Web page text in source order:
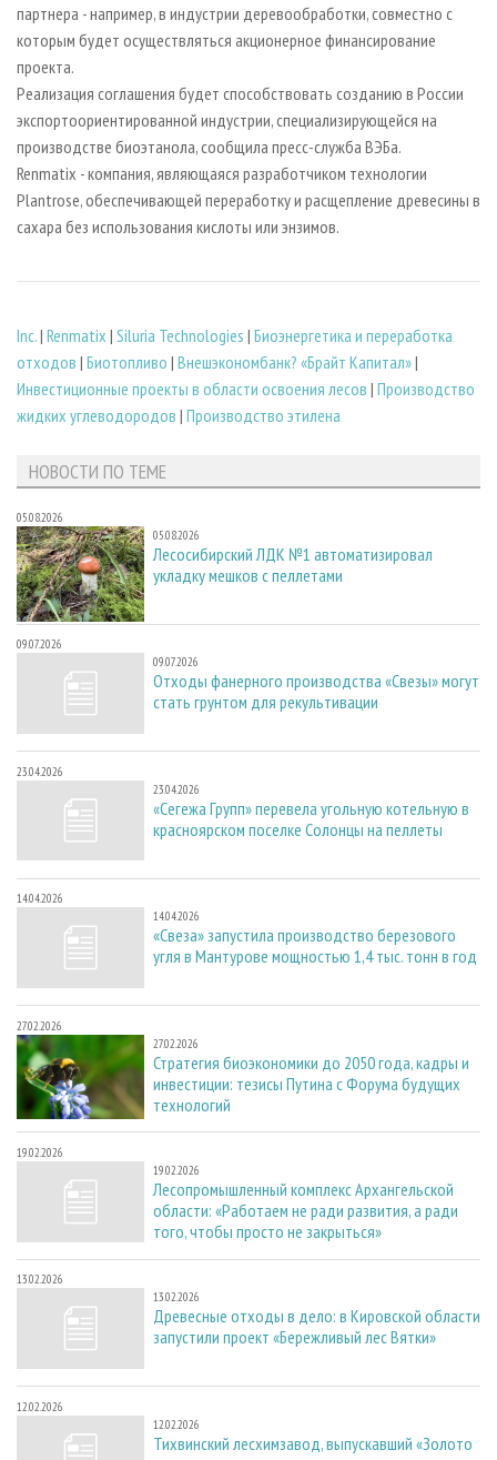
партнера - например, в индустрии деревообработки, совместно с
которым будет осуществляться акционерное финансирование
проекта.
Реализация соглашения будет способствовать созданию в России
экспортоориентированной индустрии, специализирующейся на
производстве биоэтанола, сообщила пресс-служба ВЭБа.
Renmatix - компания, являющаяся разработчиком технологии
Plantrose, обеспечивающей переработку и расщепление древесины в
сахара без использования кислоты или энзимов.
Inc.| Renmatix | Siluria Technologies | Биoэнергетика и переработка
отходов | Биотопливо | Внешэкономбанк? «Брайт Капитал»|
Инвестиционные проекты в области освоения лесов | Производство
жидких углеводородов | Производство этилена
НОВОСТИ ПО ТЕМЕ
05.08.2026
05.08.2026
Лесосибирский ЛДК №1 автоматизировал
укладку мешков с пеллетами
09.07.2026
09.07.2026
Отходы фанерного производства «Свезы» могут
стать грунтом для рекультивации
23.04.2026
23.04.2026
«Сегежа Групп» перевела угольную котельную в
красноярском поселке Солонцы на пеллеты
14.04.2026
14.04.2026
«Свеза» запустила производство березового
угля в Мантурове мощностью 1,4 тыс. тонн в год
27.02.2026
27.02.2026
Стратегия биоэкономики до 2050 года, кадры и
инвестиции: тезисы Путина с Форума будущих
технологий
19.02.2026
19.02.2026
Лесопромышленный комплекс Архангельской
области: «Работаем не ради развития, а ради
того, чтобы просто не закрыться»
13.02.2026
13.02.2026
Древесные отходы в дело: в Кировской области
запустили проект «Бережливый лес Вятки»
12.02.2026
12.02.2026
Тихвинский лесхимзавод, выпускавший «Золото